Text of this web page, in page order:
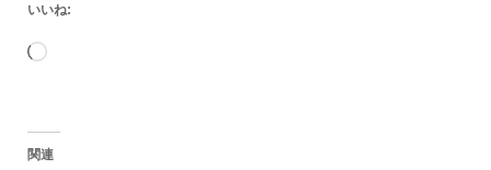
いいね:
読
込
関連